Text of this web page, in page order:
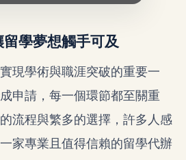
學夢想觸手可及
現學術與職涯突破的重要一
申請，每一個環節都至關重
流程與繁多的選擇，許多人感
家專業且值得信賴的留學代辦